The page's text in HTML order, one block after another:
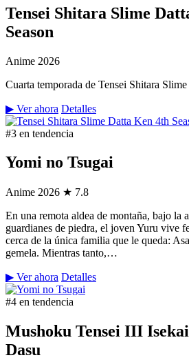
Tensei Shitara Slime
Season
Anime 2026
Cuarta temporada de Tensei Shitara
▶ Ver ahora Detalles
#3 en tendencia
Yomi no Tsugai
Anime 2026 ★ 7.8
En una remota aldea de montaña, bajo la
guardianes de piedra, el joven Yuru vive
cerca de la única familia que le queda:
gemela. Mientras tanto,…
▶ Ver ahora Detalles
#4 en tendencia
Mushoku Tensei III
Dasu